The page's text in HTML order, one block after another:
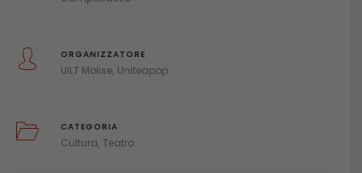
ORGANIZZATORE
UILT Molise Uniteapop
CATEGORIA
Cultura Teatro